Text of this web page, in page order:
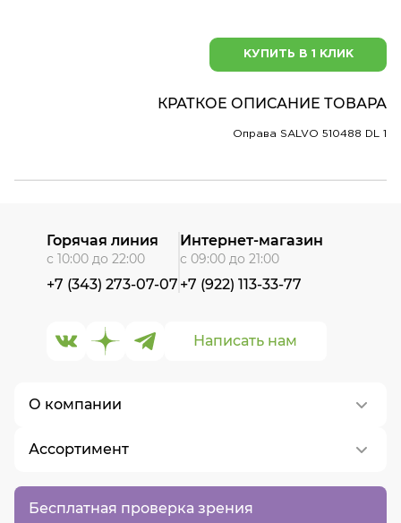
КУПИТЬ В 1 КЛИК
КРАТКОЕ ОПИСАНИЕ ТОВАРА
Оправа SALVO 510488 DL 1
Бесплатная проверка зрения
О компании
О нас
Контакты
Вакансии
Ассортимент
Написать нам
Горячая линия
с 10:00 до 22:00
+7 (343) 273-07-07
Интернет-магазин
с 09:00 до 21:00
+7 (922) 113-33-77